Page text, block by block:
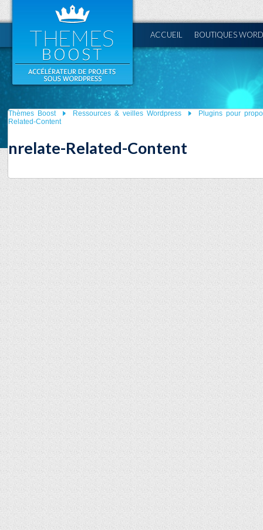
ACCUEIL BOUTIQUES
Thèmes Boost Ressources & veilles Wordpress
Plugins pour
Related-Content
nrelate-Related-Content